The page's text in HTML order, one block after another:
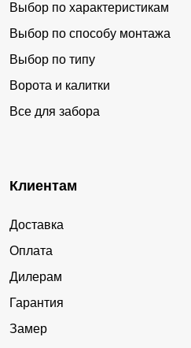
Выбор по характеристикам
Выбор по способу монтажа
Выбор по типу
Ворота и калитки
Все для забора
Клиентам
Доставка
Оплата
Дилерам
Гарантия
Замер